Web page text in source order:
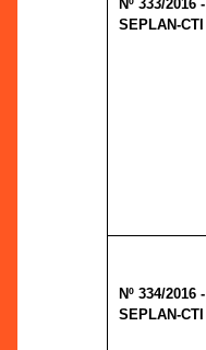
Nº 333/2016 -
SEPLAN-CTI
Nº 334/2016 -
SEPLAN-CTI